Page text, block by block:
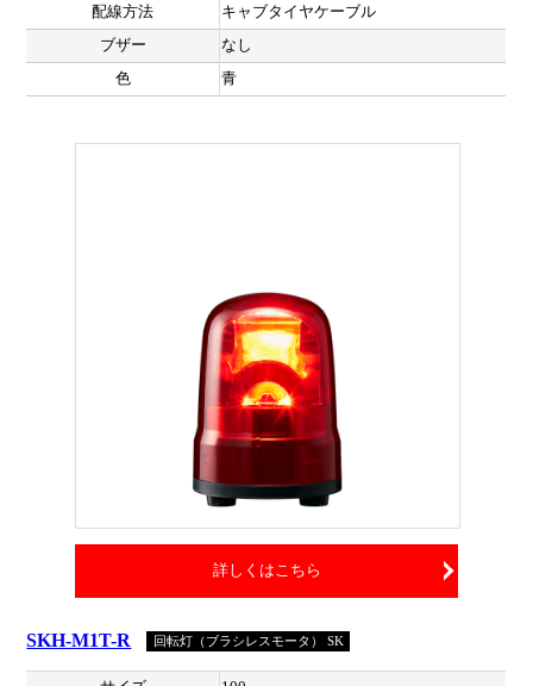
配線方法
キャブタイヤケーブル
ブザー
なし
色
青
詳しくはこちら
SKH-M1T-R 回転灯（ブラシレスモータ） SK